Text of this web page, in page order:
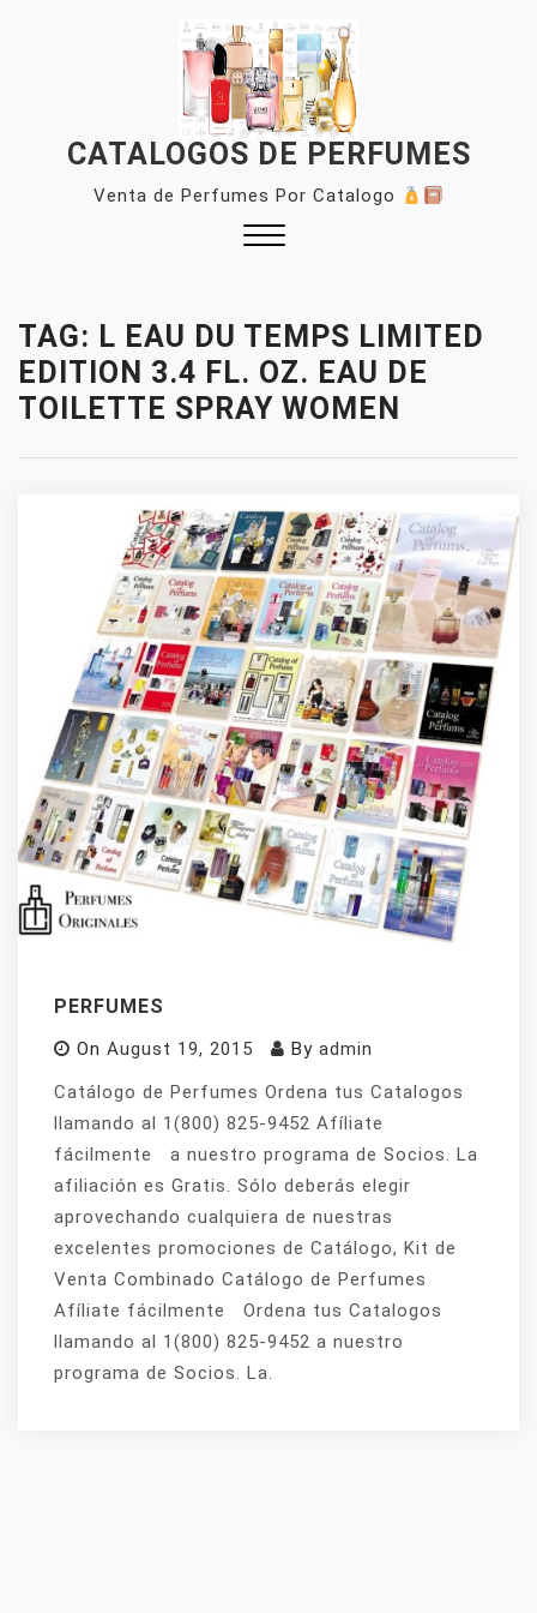
CATALOGOS DE PERFUMES
Venta de Perfumes Por Catalogo
TAG: L EAU DU TEMPS LIMITED
EDITION 3.4 FL. OZ. EAU DE
TOILETTE SPRAY WOMEN
PERFUMES
On August 19, 2015 By admin
Catálogo de Perfumes Ordena tus Catalogos
llamando al 1(800) 825-9452 Afíliate
fácilmente a nuestro programa de Socios. La
afiliación es Gratis. Sólo deberás elegir
aprovechando cualquiera de nuestras
excelentes promociones de Catálogo, Kit de
Venta Combinado Catálogo de Perfumes
Afíliate fácilmente Ordena tus Catalogos
llamando al 1(800) 825-9452 a nuestro
programa de Socios. La.